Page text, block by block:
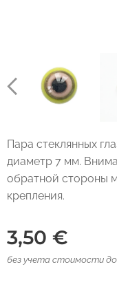
Пара стеклянных
диаметр 7 мм.
обратной стороны
крепления.
3,50 €
без учета стоимости